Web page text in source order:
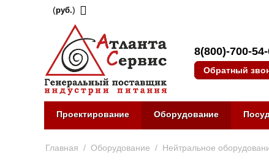
(руб.)
8(800)-700-
Обратный
Проектирование Оборудование
Главная / Оборудование / Нейтральное